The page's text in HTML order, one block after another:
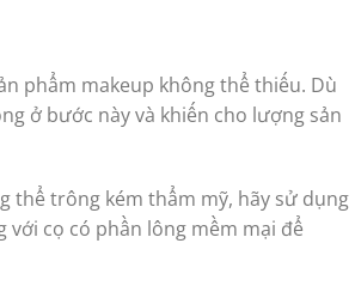
phẩm makeup không thể thiếu. Dù
ở bước này và khiến cho lượng sản
thể trông kém thẩm mỹ, hãy sử dụng
cọ có phần lông mềm mại để